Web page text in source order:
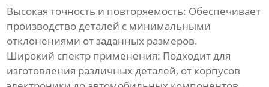
Высокая точность и повторяемость: Обеспечивает
производство деталей с минимальными
отклонениями от заданных размеров.
Широкий спектр применения: Подходит для
изготовления различных деталей, от корпусов